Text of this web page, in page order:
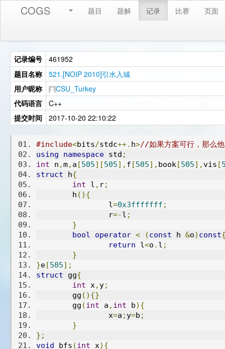
COGS 题目 题解 记录 比赛 页面
记录编号
461952
题目名称
521.[NOIP 2010]引水入城
用户昵称
CSU_Turkey
代码语言
C++
提交时间
2017-10-20 22:10:22
#include<bits/stdc++. h>//如果方案可行，那么
using
namespace std ;
int n ,m, a [505][505], f [505], book[505],vis [
struct h{
int l , r;
	h
(){
		l
=0x3fffffff ;
		r
=-l ;
}
bool
operator < (const h &o) const
return l<o . l ;
}
}e[505];
struct gg{
int x, y;
	gg
(){}
	gg
(int a , int b){
		x
=a ; y=b ;
}
};
void bfs (int x){